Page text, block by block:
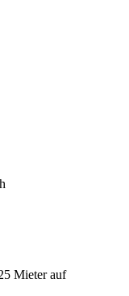
Mieter auf